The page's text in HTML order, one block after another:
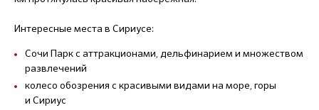
Интересные места в Сириусе:
Сочи Парк с аттракционами, дельфинарием и множеством
развлечений
колесо обозрения с красивыми видами на море, горы
и Сириус